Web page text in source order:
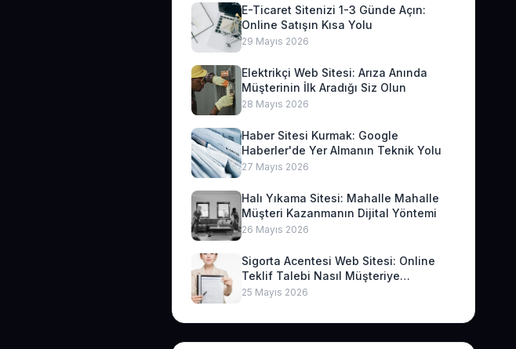
E-Ticaret Sitenizi 1-3 Günde Açın:
Online Satışın Kısa Yolu
29 Mayıs 2026
Elektrikçi Web Sitesi: Arıza Anında
Müşterinin İlk Aradığı Siz Olun
28 Mayıs 2026
Haber Sitesi Kurmak: Google
Haberler'de Yer Almanın Teknik Yolu
27 Mayıs 2026
Halı Yıkama Sitesi: Mahalle Mahalle
Müşteri Kazanmanın Dijital Yöntemi
26 Mayıs 2026
Sigorta Acentesi Web Sitesi: Online
Teklif Talebi Nasıl Müşteriye
Dönüşür?
25 Mayıs 2026